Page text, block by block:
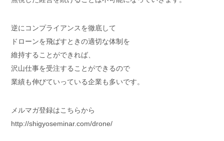
逆にコンプライアンスを徹底して
ドローンを飛ばすときの適切な体制を
維持することができれば、
沢山仕事を受注することができるので
業績も伸びていっている企業も多いです。
メルマガ登録はこちらから
http://shigyoseminar.com/drone/